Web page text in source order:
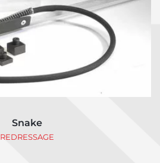
Snake
REDRESSAGE